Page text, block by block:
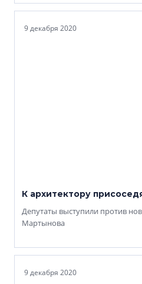
9 декабря 2020
К архитектору
Депутаты выступили против
Мартынова
9 декабря 2020